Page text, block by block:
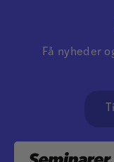
Få nyheder